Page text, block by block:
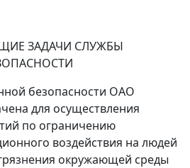
ЗАДАЧИ СЛУЖБЫ
безопасности ОАО
для осуществления
по ограничению
воздействия на людей
окружающей среды